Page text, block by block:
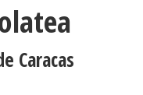
Caracas